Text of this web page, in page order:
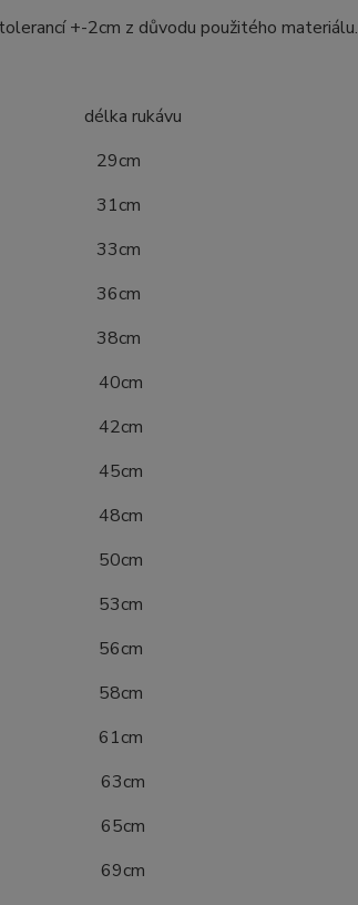
+-2cm z důvodu použitého materiálu.
rukávu